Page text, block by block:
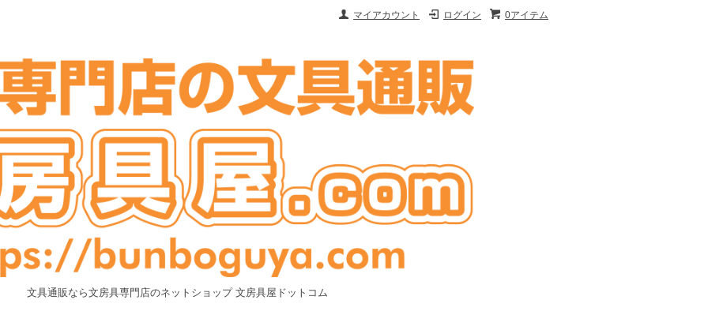
0アイテム
ログイン
マイアカウント
文具通販なら文房具専門店のネットショップ 文房具屋ドットコム